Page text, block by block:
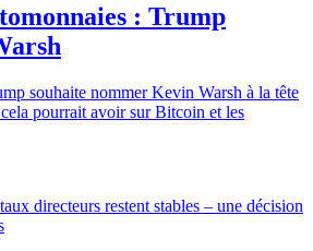
: Trump
souhaite nommer Kevin Warsh à la tête
pourrait avoir sur Bitcoin et les